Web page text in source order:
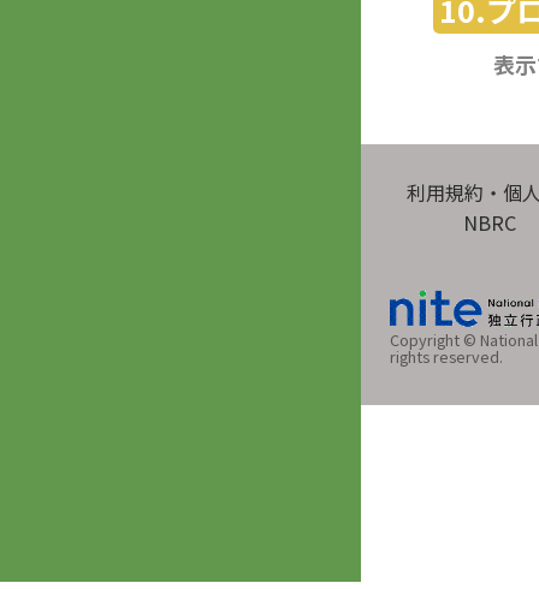
10.プ
表
利用規約・個
NBRC
Copyright ©
rights reserved.